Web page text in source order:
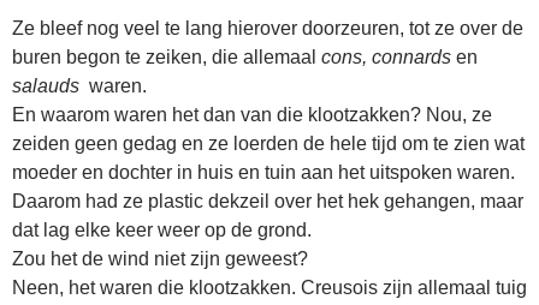
Ze bleef nog veel te lang hierover doorzeuren, tot ze over de
buren begon te zeiken, die allemaal cons, connards en
salauds waren.
En waarom waren het dan van die klootzakken? Nou, ze
zeiden geen gedag en ze loerden de hele tijd om te zien wat
moeder en dochter in huis en tuin aan het uitspoken waren.
Daarom had ze plastic dekzeil over het hek gehangen, maar
dat lag elke keer weer op de grond.
Zou het de wind niet zijn geweest?
Neen, het waren die klootzakken. Creusois zijn allemaal tuig